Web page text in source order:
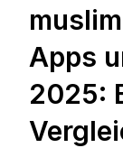
Apps
2025: